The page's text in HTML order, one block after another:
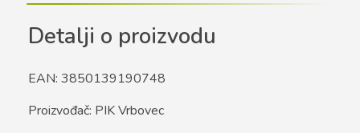
Detalji o proizvodu
EAN: 3850139190748
Proizvođač: PIK Vrbovec